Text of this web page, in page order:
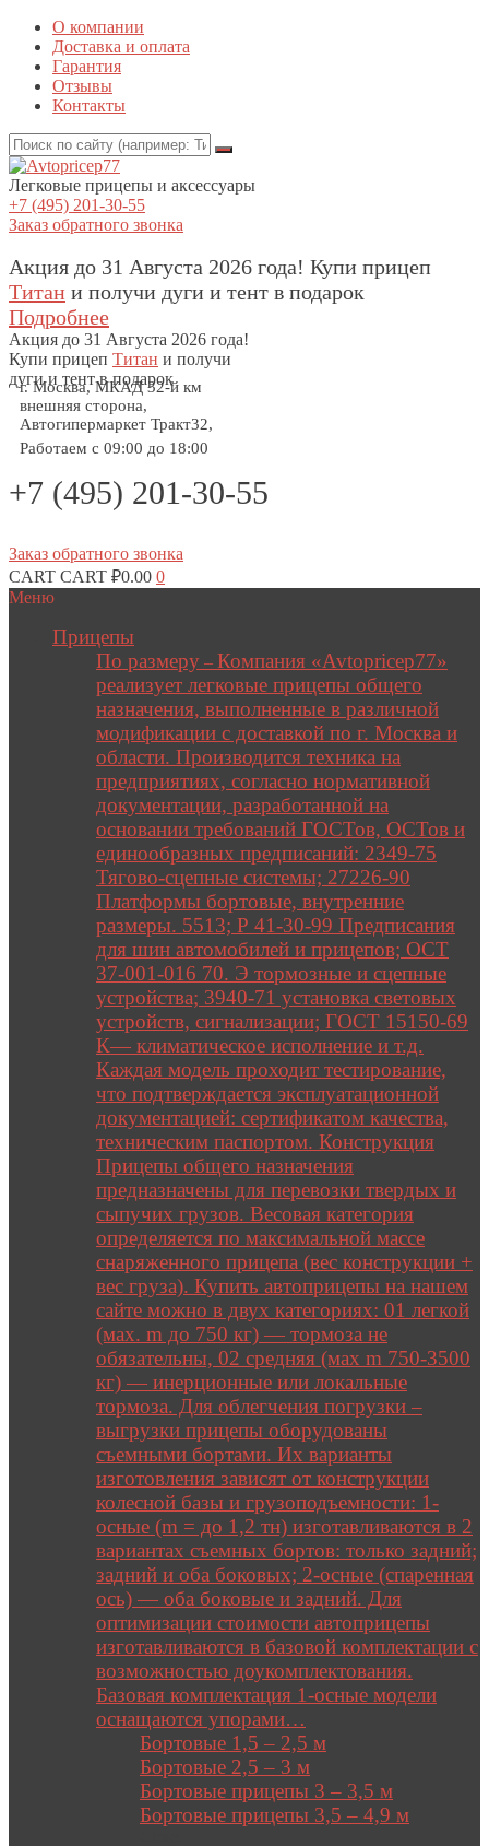
О компании
Доставка и оплата
Гарантия
Отзывы
Контакты
Легковые прицепы и аксессуары
+7 (495) 201-30-55
Заказ обратного звонка
Акция до 31 Августа 2026 года! Купи прицеп
Титан и получи дуги и тент в подарок
Подробнее
Акция до 31 Августа 2026 года!
Купи прицеп Титан и получи
дуги и тент в подарок
г. Москва, МКАД 32-й км
внешняя сторона,
Автогипермаркет Тракт32,
Работаем с 09:00 до 18:00
+7 (495) 201-30-55
Заказ обратного звонка
CART CART ₽0.00 0
Меню
Прицепы
По размеру – Компания «Avtopricep77»
реализует легковые прицепы общего
назначения, выполненные в различной
модификации с доставкой по г. Москва и
области. Производится техника на
предприятиях, согласно нормативной
документации, разработанной на
основании требований ГОСТов, ОСТов и
единообразных предписаний: 2349-75
Тягово-сцепные системы; 27226-90
Платформы бортовые, внутренние
размеры. 5513; Р 41-30-99 Предписания
для шин автомобилей и прицепов; ОСТ
37-001-016 70. Э тормозные и сцепные
устройства; 3940-71 установка световых
устройств, сигнализации; ГОСТ 15150-69
К— климатическое исполнение и т.д.
Каждая модель проходит тестирование,
что подтверждается эксплуатационной
документацией: сертификатом качества,
техническим паспортом. Конструкция
Прицепы общего назначения
предназначены для перевозки твердых и
сыпучих грузов. Весовая категория
определяется по максимальной массе
снаряженного прицепа (вес конструкции +
вес груза). Купить автоприцепы на нашем
сайте можно в двух категориях: 01 легкой
(мах. m до 750 кг) — тормоза не
обязательны, 02 средняя (мах m 750-3500
кг) — инерционные или локальные
тормоза. Для облегчения погрузки –
выгрузки прицепы оборудованы
съемными бортами. Их варианты
изготовления зависят от конструкции
колесной базы и грузоподъемности: 1-
осные (m = до 1,2 тн) изготавливаются в 2
вариантах съемных бортов: только задний;
задний и оба боковых; 2-осные (спаренная
ось) — оба боковые и задний. Для
оптимизации стоимости автоприцепы
изготавливаются в базовой комплектации с
возможностью доукомплектования.
Базовая комплектация 1-осные модели
оснащаются упорами…
Бортовые 1,5 – 2,5 м
Бортовые 2,5 – 3 м
Бортовые прицепы 3 – 3,5 м
Бортовые прицепы 3,5 – 4,9 м